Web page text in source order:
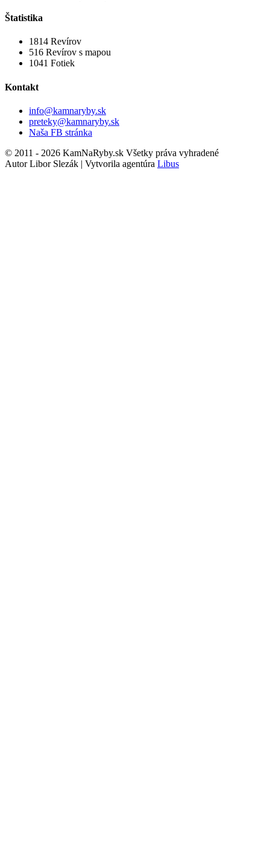
Štatistika
1814 Revírov
516 Revírov s mapou
1041 Fotiek
Kontakt
info@kamnaryby.sk
preteky@kamnaryby.sk
Naša FB stránka
© 2011 - 2026 KamNaRyby.sk Všetky práva vyhradené
Autor Libor Slezák | Vytvorila agentúra Libus